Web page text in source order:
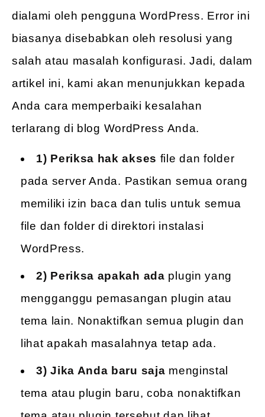
dialami oleh pengguna WordPress. Error ini
biasanya disebabkan oleh resolusi yang
salah atau masalah konfigurasi. Jadi, dalam
artikel ini, kami akan menunjukkan kepada
Anda cara memperbaiki kesalahan
terlarang di blog WordPress Anda.
1) Periksa hak akses file dan folder
pada server Anda. Pastikan semua orang
memiliki izin baca dan tulis untuk semua
file dan folder di direktori instalasi
WordPress.
2) Periksa apakah ada plugin yang
mengganggu pemasangan plugin atau
tema lain. Nonaktifkan semua plugin dan
lihat apakah masalahnya tetap ada.
3) Jika Anda baru saja menginstal
tema atau plugin baru, coba nonaktifkan